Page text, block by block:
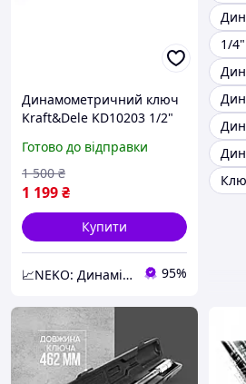
Динамометричний ключ
Kraft&Dele KD10203 1/2"
тріскачкою для авто та
точного затягування
болтів
Готово до відправки
1 199₴
1 500 ₴
Купити
📈NEKO: Динаміка інструментів для твого успіху 95%
1/